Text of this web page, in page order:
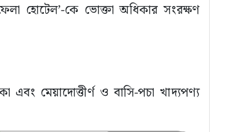
হোটেল’-কে ভোক্তা অধিকার সংরক্ষণ
এবং মেয়াদোত্তীর্ণ ও বাসি-পচা খাদ্যপণ্য